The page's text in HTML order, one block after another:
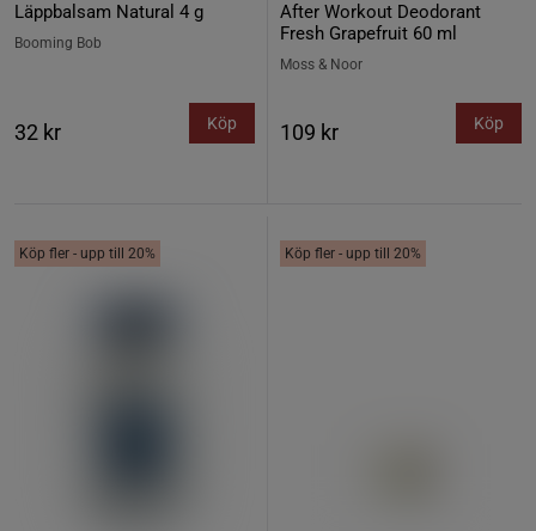
Läppbalsam Natural 4 g
Booming Bob
32 kr Köp
After Workout Deodorant
Fresh Grapefruit 60 ml
Moss & Noor
109 kr Köp
Köp fler - upp till 20% Köp fler - upp till 20%